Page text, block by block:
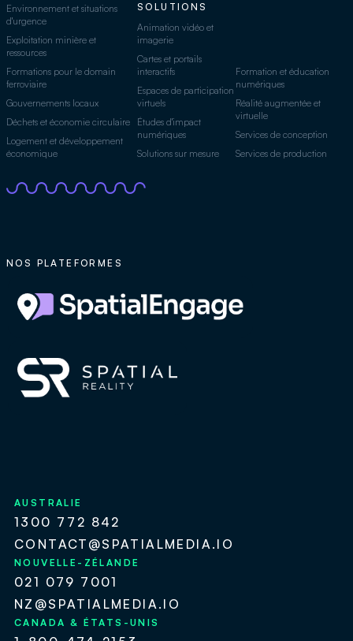
Environnement et situations
d'urgence
Exploitation minière et
ressources
Formations pour le domain
ferroviaire
Gouvernements locaux
Déchets et économie circulaire
Logement et développement
économique
SOLUTIONS
Animation vidéo et
imagerie
Cartes et portails
interactifs
Espaces de participation
virtuels
Études d'impact
numériques
Solutions sur mesure
Formation et éducation
numériques
Réalité augmentée et
virtuelle
Services de conception
Services de production
NOS PLATEFORMES
AUSTRALIE
1300 772 842
CONTACT@SPATIALMEDIA.IO
NOUVELLE-ZÉLANDE
021 079 7001
NZ@SPATIALMEDIA.IO
CANADA & ÉTATS-UNIS